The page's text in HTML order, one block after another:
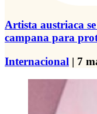
Artista austriaca
campana para
Internacional | 7